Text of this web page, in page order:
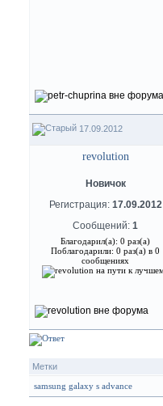
17.09.2012
revolution
Новичок
Регистрация: 17.09.2012
Сообщений: 1
Благодарил(а): 0 раз(а)
Поблагодарили: 0 раз(а) в 0
сообщениях
Метки
samsung galaxy s advance